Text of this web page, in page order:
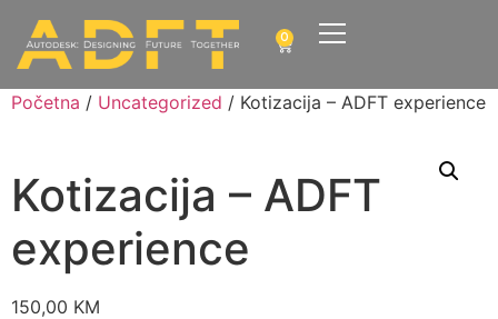
0
Početna / Uncategorized / Kotizacija – ADFT experience
Kotizacija – ADFT
experience
150,00 KM